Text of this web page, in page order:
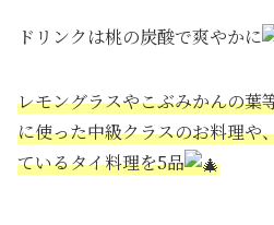
ドリンクは桃の炭酸で爽やかに
レモングラスやこぶみかんの葉
に使った中級クラスのお料理や
ているタイ料理を5品